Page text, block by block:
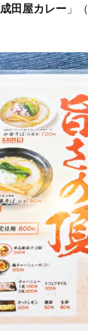
成田屋カレー 」